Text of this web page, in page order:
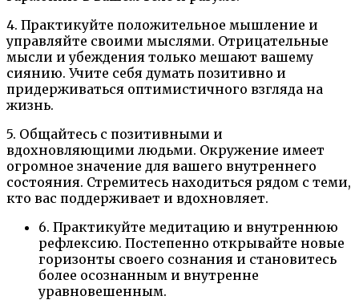
4. Практикуйте положительное мышление и
управляйте своими мыслями. Отрицательные
мысли и убеждения только мешают вашему
сиянию. Учите себя думать позитивно и
придерживаться оптимистичного взгляда на
жизнь.
5. Общайтесь с позитивными и
вдохновляющими людьми. Окружение имеет
огромное значение для вашего внутреннего
состояния. Стремитесь находиться рядом с теми,
кто вас поддерживает и вдохновляет.
6. Практикуйте медитацию и внутреннюю
рефлексию. Постепенно открывайте новые
горизонты своего сознания и становитесь
более осознанным и внутренне
уравновешенным.